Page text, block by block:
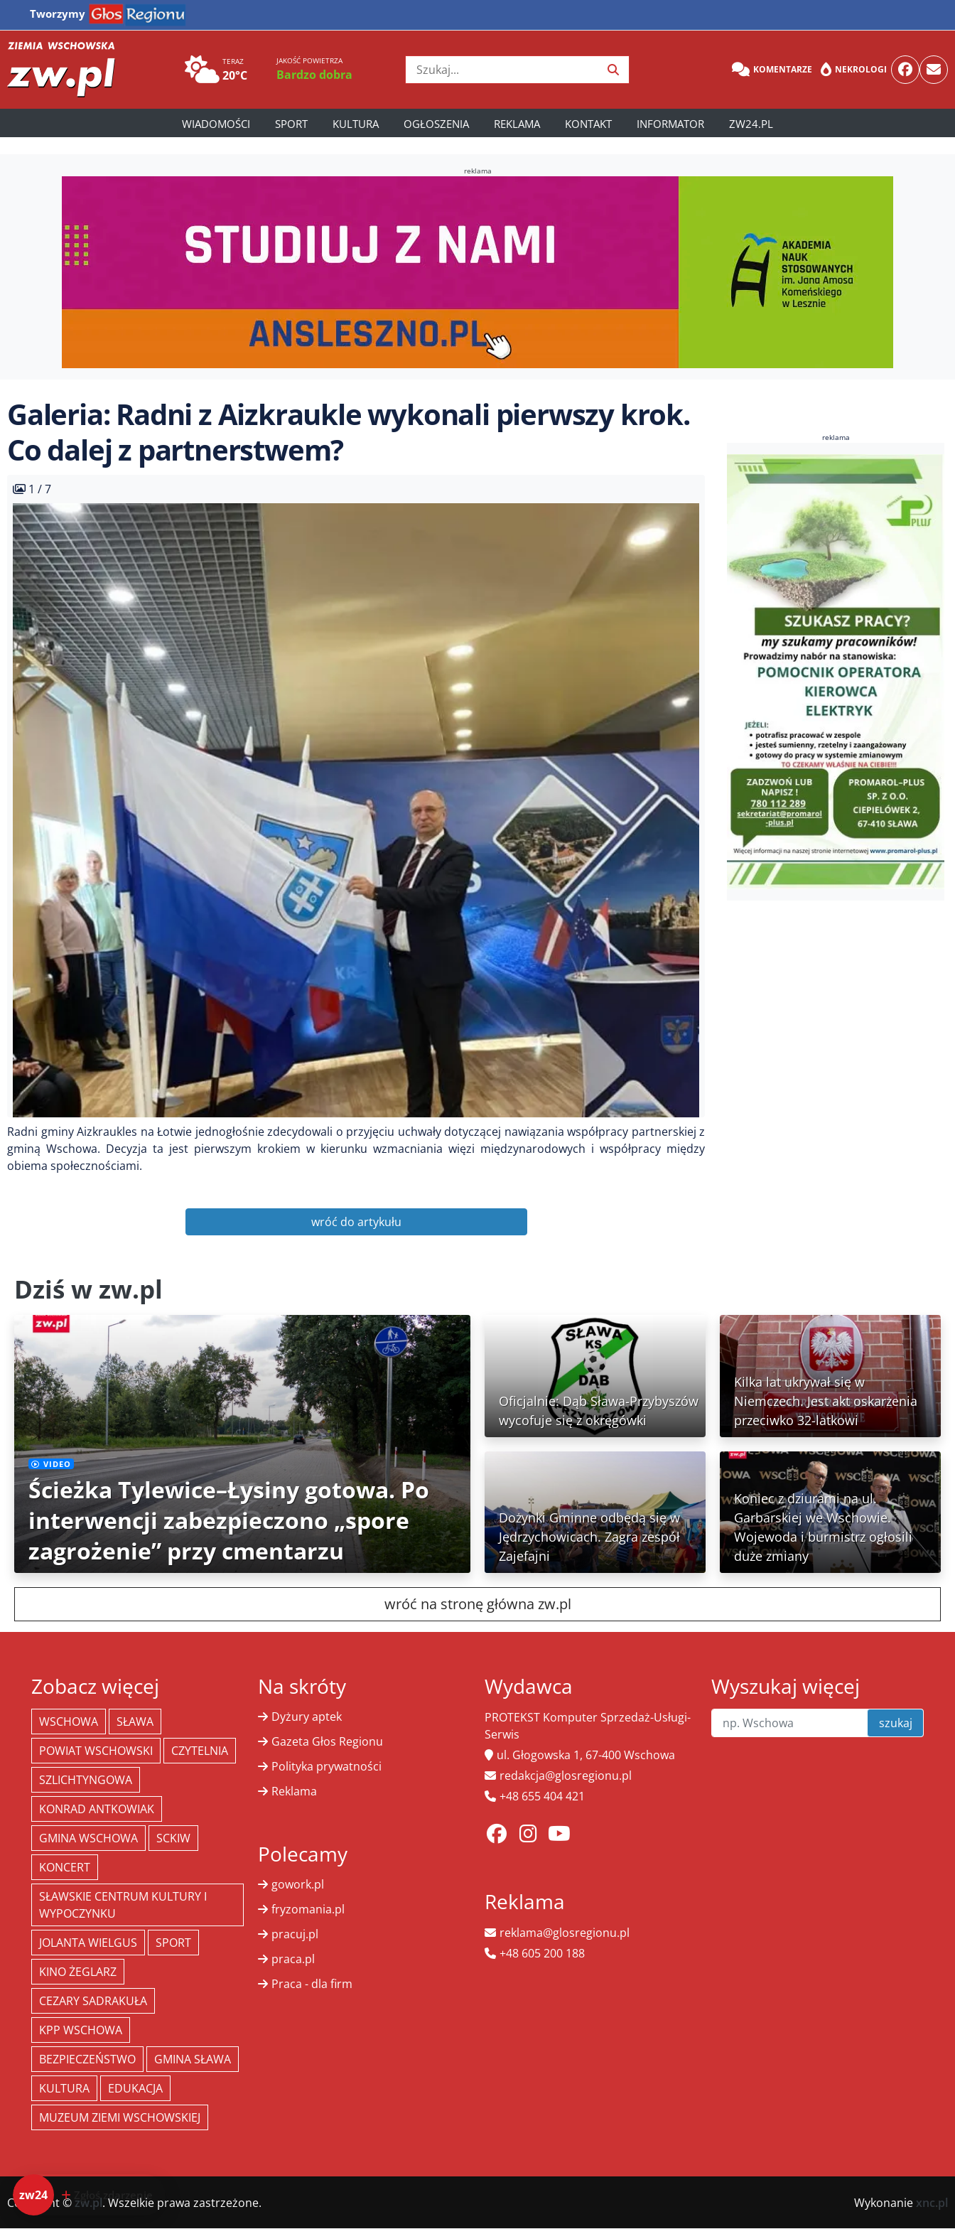
Tworzymy
TERAZ
20°C
JAKOŚĆ POWIETRZA
Bardzo dobra KOMENTARZE NEKROLOGI
WIADOMOŚCI SPORT KULTURA OGŁOSZENIA REKLAMA KONTAKT INFORMATOR ZW24.PL
reklama
Galeria: Radni z Aizkraukle wykonali pierwszy krok.
Co dalej z partnerstwem?
1 / 7
Radni gminy Aizkraukles na Łotwie jednogłośnie zdecydowali o przyjęciu uchwały dotyczącej nawiązania współpracy partnerskiej z
gminą Wschowa. Decyzja ta jest pierwszym krokiem w kierunku wzmacniania więzi międzynarodowych i współpracy między
obiema społecznościami.
wróć do artykułu
reklama
Dziś w zw.pl
VIDEO
Ścieżka Tylewice–Łysiny gotowa. Po
interwencji zabezpieczono „spore
zagrożenie” przy cmentarzu
Oficjalnie: Dąb Sława-Przybyszów
wycofuje się z okręgówki
Kilka lat ukrywał się w
Niemczech. Jest akt oskarżenia
przeciwko 32-latkowi
Dożynki Gminne odbędą się w
Jędrzychowicach. Zagra zespół
Zajefajni
Koniec z dziurami na ul.
Garbarskiej we Wschowie.
Wojewoda i burmistrz ogłosili
duże zmiany
wróć na stronę główna zw.pl
Zobacz więcej
WSCHOWA
SŁAWA
POWIAT WSCHOWSKI
CZYTELNIA
SZLICHTYNGOWA
KONRAD ANTKOWIAK
GMINA WSCHOWA
SCKIW
KONCERT
SŁAWSKIE CENTRUM KULTURY I
WYPOCZYNKU
JOLANTA WIELGUS
SPORT
KINO ŻEGLARZ
CEZARY SADRAKUŁA
KPP WSCHOWA
BEZPIECZEŃSTWO
GMINA SŁAWA
KULTURA
EDUKACJA
MUZEUM ZIEMI WSCHOWSKIEJ
Na skróty
Dyżury aptek
Gazeta Głos Regionu
Polityka prywatności
Reklama
Polecamy
gowork.pl
fryzomania.pl
pracuj.pl
praca.pl
Praca - dla firm
Wydawca
PROTEKST Komputer Sprzedaż-Usługi-
Serwis
ul. Głogowska 1, 67-400 Wschowa
redakcja@glosregionu.pl
+48 655 404 421
Reklama
reklama@glosregionu.pl
+48 605 200 188
Wyszukaj więcej
szukaj
Copyright © zw.pl. Wszelkie prawa zastrzeżone. Wykonanie xnc.pl
zw24 Zgłoś zdarzenie